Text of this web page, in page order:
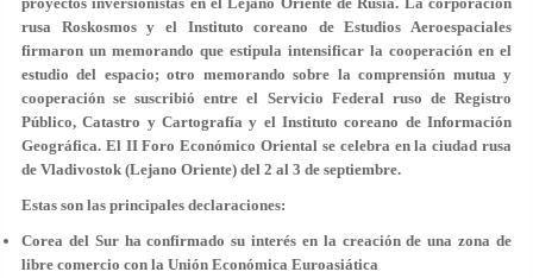
rusa Roskosmos y el Instituto coreano de Estudios Aeroespaciales
firmaron un memorando que estipula intensificar la cooperación en el
estudio del espacio; otro memorando sobre la comprensión mutua y
cooperación se suscribió entre el Servicio Federal ruso de Registro
Público, Catastro y Cartografía y el Instituto coreano de Información
Geográfica. El II Foro Económico Oriental se celebra en la ciudad rusa
de Vladivostok (Lejano Oriente) del 2 al 3 de septiembre.
Estas son las principales declaraciones:
Corea del Sur ha confirmado su interés en la creación de una zona de
libre comercio con la Unión Económica Euroasiática